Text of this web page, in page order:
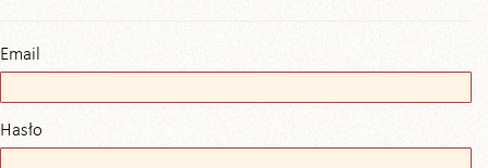
Email
Hasło